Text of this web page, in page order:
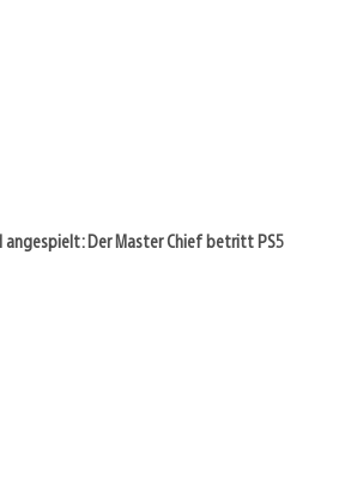
angespielt: Der Master Chief betritt PS5